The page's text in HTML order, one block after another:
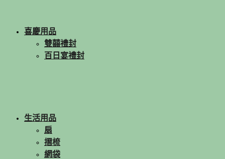
喜慶用品
雙囍禮封
百日宴禮封
生活用品
扇
摺梳
網袋